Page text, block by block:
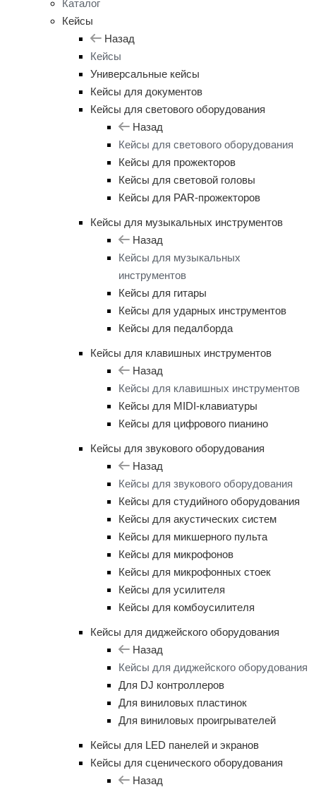
Каталог
Кейсы
Назад
Кейсы
Универсальные кейсы
Кейсы для документов
Кейсы для светового оборудования
Назад
Кейсы для светового оборудования
Кейсы для прожекторов
Кейсы для световой головы
Кейсы для PAR-прожекторов
Кейсы для музыкальных инструментов
Назад
Кейсы для музыкальных
инструментов
Кейсы для гитары
Кейсы для ударных инструментов
Кейсы для педалборда
Кейсы для клавишных инструментов
Назад
Кейсы для клавишных инструментов
Кейсы для MIDI-клавиатуры
Кейсы для цифрового пианино
Кейсы для звукового оборудования
Назад
Кейсы для звукового оборудования
Кейсы для студийного оборудования
Кейсы для акустических систем
Кейсы для микшерного пульта
Кейсы для микрофонов
Кейсы для микрофонных стоек
Кейсы для усилителя
Кейсы для комбоусилителя
Кейсы для диджейского оборудования
Назад
Кейсы для диджейского оборудования
Для DJ контроллеров
Для виниловых пластинок
Для виниловых проигрывателей
Кейсы для LED панелей и экранов
Кейсы для сценического оборудования
Назад